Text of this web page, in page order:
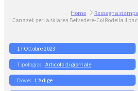
Home
Rassegna stampa
Canazei: per la skiarea Belvedere-Col Rodella il
17 Ottobre 2023
Articolo di giornale
L’Adige